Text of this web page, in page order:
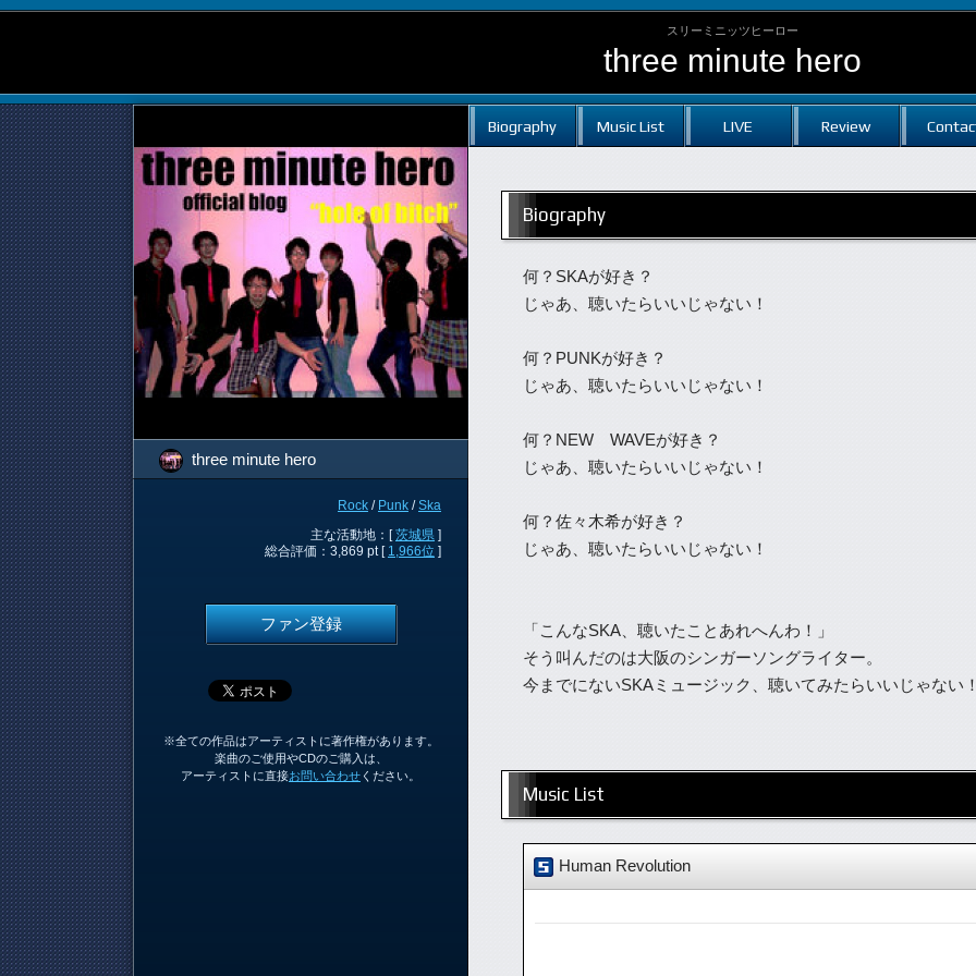
スリーミニッツヒーロー
three minute hero
three minute hero
Rock / Punk /Ska
主な活動地：[茨城県 ]
総合評価：3,869 pt [ 1,966位 ]
ファン登録
※全ての作品はアーティストに著作権があります。
楽曲のご使用やCDのご購入は、
アーティストに直接お問い合わせ ください。
Biography Music List LIVE Review
Biography
何？SKAが好き？
じゃあ、聴いたらいいじゃない！
何？PUNKが好き？
じゃあ、聴いたらいいじゃない！
何？NEW WAVEが好き？
じゃあ、聴いたらいいじゃない！
何？佐々木希が好き？
じゃあ、聴いたらいいじゃない！
「こんなSKA、聴いたことあれへんわ！」
そう叫んだのは大阪のシンガーソングライター。
今までにないSKAミュージック、聴いてみたらいいじゃない
Music List
Human Revolution